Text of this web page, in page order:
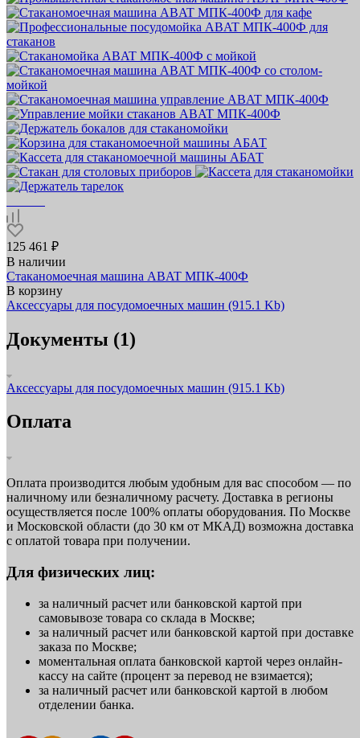
125 461 ₽
В наличии
Стаканомоечная машина ABAT МПК‑400Ф
В корзину
Аксессуары для посудомоечных машин (915.1 Kb)
Документы (1)
Аксессуары для посудомоечных машин (915.1 Kb)
Оплата
Оплата производится любым удобным для вас способом — по
наличному или безналичному расчету. Доставка в регионы
осуществляется после 100% оплаты оборудования. По Москве
и Московской области (до 30 км от МКАД) возможна доставка
с оплатой товара при получении.
Для физических лиц:
за наличный расчет или банковской картой при
самовывозе товара со склада в Москве;
за наличный расчет или банковской картой при доставке
заказа по Москве;
моментальная оплата банковской картой через онлайн-
кассу на сайте (процент за перевод не взимается);
за наличный расчет или банковской картой в любом
отделении банка.